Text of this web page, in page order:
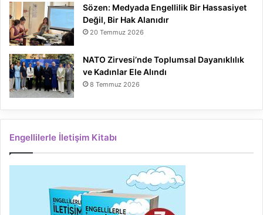
Sözen: Medyada Engellilik Bir Hassasiyet
Değil, Bir Hak Alanıdır
20 Temmuz 2026
NATO Zirvesi’nde Toplumsal Dayanıklılık
ve Kadınlar Ele Alındı
8 Temmuz 2026
Engellilerle İletişim Kitabı